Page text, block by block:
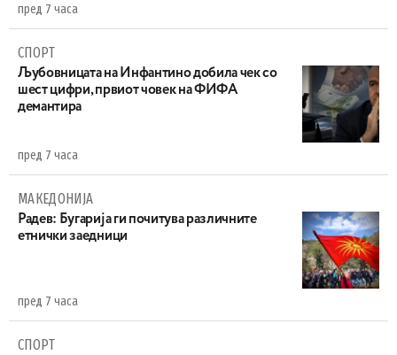
пред 7 часа
СПОРТ
Љубовницата на Инфантино добила чек со
шест цифри, првиот човек на ФИФА
демантира
пред 7 часа
МАКЕДОНИЈА
Радев: Бугарија ги почитува различните
етнички заедници
пред 7 часа
СПОРТ